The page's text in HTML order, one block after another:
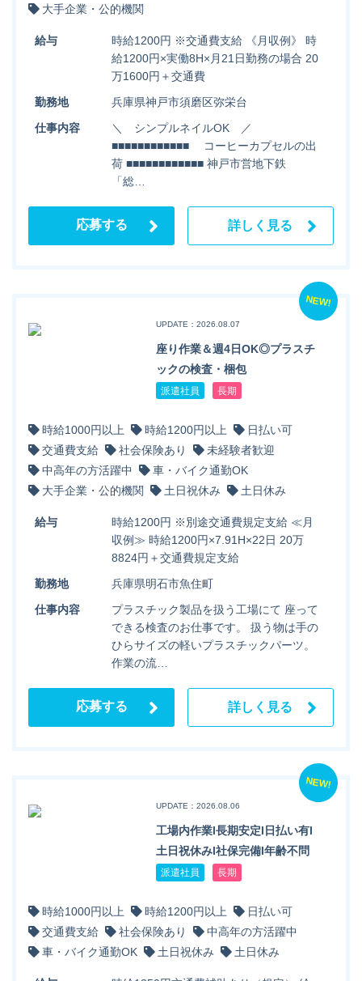
大手企業・公的機関
給与
時給1200円 ※交通費支給 《月収例》 時
給1200円×実働8H×月21日勤務の場合 20
万1600円＋交通費
勤務地
兵庫県神戸市須磨区弥栄台
仕事内容
＼ シンプルネイルOK ／
■■■■■■■■■■■■ コーヒーカプセルの出
荷 ■■■■■■■■■■■■ 神戸市営地下鉄
「総…
応募する 詳しく見る
NEW!
UPDATE：2026.08.07
座り作業＆週4日OK◎プラスチ
ックの検査・梱包
派遣社員 長期
時給1000円以上 時給1200円以上
日払い可
交通費支給
社会保険あり
未経験者歓迎
中高年の方活躍中
車・バイク通勤OK
大手企業・公的機関
土日祝休み 土日休み
給与
時給1200円 ※別途交通費規定支給 ≪月
収例≫ 時給1200円×7.91H×22日 20万
8824円＋交通費規定支給
勤務地
兵庫県明石市魚住町
仕事内容
プラスチック製品を扱う工場にて 座って
できる検査のお仕事です。 扱う物は手の
ひらサイズの軽いプラスチックパーツ。
作業の流…
応募する 詳しく見る
NEW!
UPDATE：2026.08.06
工場内作業l長期安定l日払い有l
土日祝休みl社保完備l年齢不問
派遣社員 長期
時給1000円以上 時給1200円以上
日払い可
交通費支給
社会保険あり
中高年の方活躍中
車・バイク通勤OK
土日祝休み 土日休み